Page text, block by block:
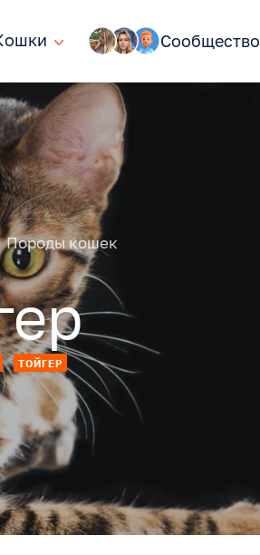
Сообщество
Породы кошек
ТОЙГЕР